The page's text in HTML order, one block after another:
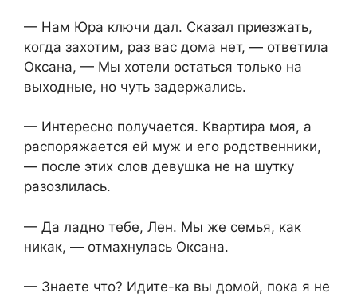
— Нам Юра ключи дал. Сказал приезжать,
когда захотим, раз вас дома нет, — ответила
Оксана, — Мы хотели остаться только на
выходные, но чуть задержались.
— Интересно получается. Квартира моя, а
распоряжается ей муж и его родственники,
— после этих слов девушка не на шутку
разозлилась.
— Да ладно тебе, Лен. Мы же семья, как
никак, — отмахнулась Оксана.
— Знаете что? Идите-ка вы домой, пока я не